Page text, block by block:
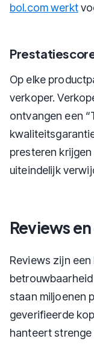
bol.com werkt
Op elke
verkoper.
ontvangen een
presteren
uiteindelijk
Reviews
Reviews zijn
staan miljoenen
geverifieerde
hanteert